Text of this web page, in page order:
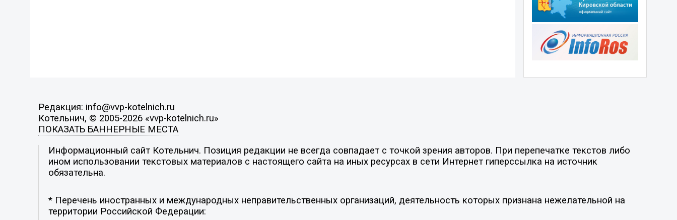
Редакция: info@vvp-kotelnich.ru
Котельнич, © 2005-2026 «vvp-kotelnich.ru»
ПОКАЗАТЬ БАННЕРНЫЕ МЕСТА
Информационный сайт Котельнич. Позиция редакции не всегда совпадает с точкой зрения авторов. При перепечатке текстов либо
ином использовании текстовых материалов с настоящего сайта на иных ресурсах в сети Интернет гиперссылка на источник
обязательна.
* Перечень иностранных и международных неправительственных организаций, деятельность которых признана нежелательной на
территории Российской Федерации: